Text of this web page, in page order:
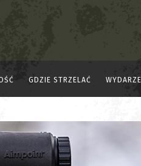
GDZIE STRZELAĆ